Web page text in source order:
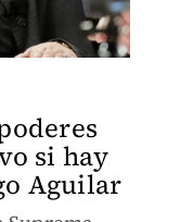
si hay
Aguilar